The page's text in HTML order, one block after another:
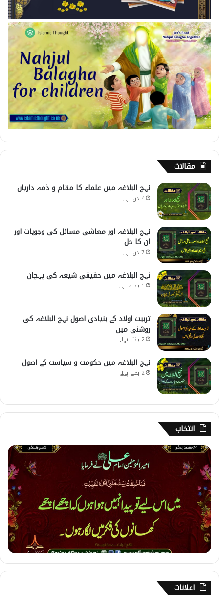
مقالات
نہج البلاغہ میں علماء کا مقام و ذمہ داریاں
4 دن پہلے
نہج البلاغہ اور معاشی مسائل کی وجوہات اور
ان کا حل
7 دن پہلے
نہج البلاغہ میں حقیقی شیعہ کی پہچان
1 ہفتہ پہلے
تربیت اولاد کے بنیادی اصول نہج البلاغہ کی
روشنی میں
2 ہفتے پہلے
نہج البلاغہ میں حکومت و سیاست کے اصول
2 ہفتے پہلے
انتخاب
1
0
9
۔
م
ق
ص
د
ز
ن
د
گ
ی
اعلانات